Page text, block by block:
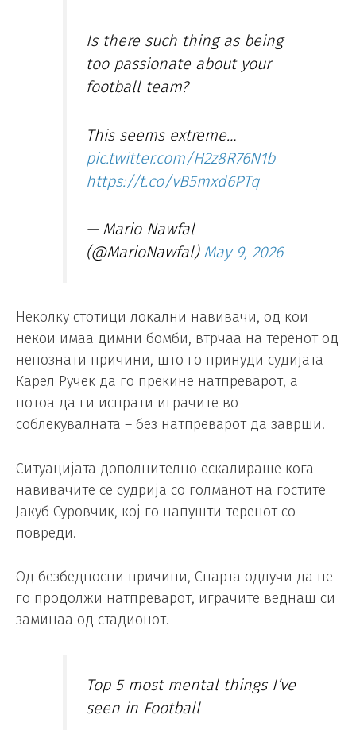
Is there such thing as being
too passionate about your
football team?
This seems extreme…
pic.twitter.com/H2z8R76N1b
https://t.co/vB5mxd6PTq
— Mario Nawfal
(@MarioNawfal) May 9, 2026
Неколку стотици локални навивачи, од кои
некои имаа димни бомби, втрчаа на теренот од
непознати причини, што го принуди судијата
Карел Ручек да го прекине натпреварот, а
потоа да ги испрати играчите во
соблекувалната – без натпреварот да заврши.
Ситуацијата дополнително ескалираше кога
навивачите се судрија со голманот на гостите
Јакуб Суровчик, кој го напушти теренот со
повреди.
Од безбедносни причини, Спарта одлучи да не
го продолжи натпреварот, играчите веднаш си
заминаа од стадионот.
Top 5 most mental things I’ve
seen in Football